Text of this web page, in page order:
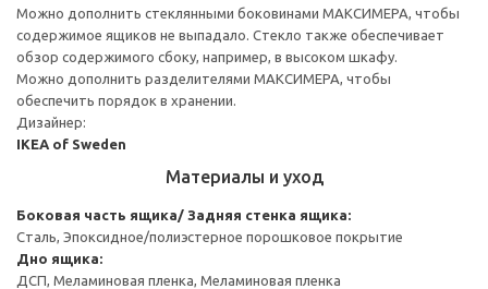
Можно дополнить стеклянными боковинами МАКСИМЕРА, чтобы
содержимое ящиков не выпадало. Стекло также обеспечивает
обзор содержимого сбоку, например, в высоком шкафу.
Можно дополнить разделителями МАКСИМЕРА, чтобы
обеспечить порядок в хранении.
Дизайнер:
IKEA of Sweden
Материалы и уход
Боковая часть ящика/ Задняя стенка ящика:
Сталь, Эпоксидное/полиэстерное порошковое покрытие
Дно ящика:
ДСП, Меламиновая пленка, Меламиновая пленка